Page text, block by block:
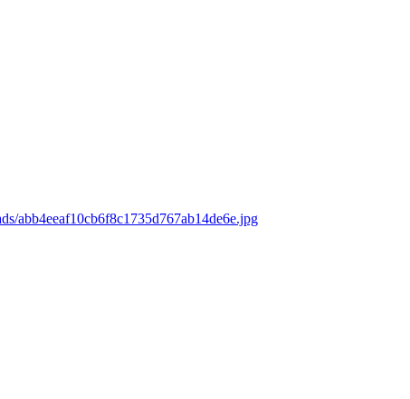
abb4eeaf10cb6f8c1735d767ab14de6e.jpg